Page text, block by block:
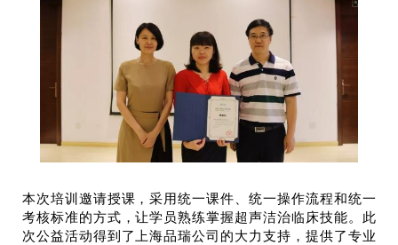
本次培训邀请授课，采用统一课件、统一操作流程和统一
考核标准的方式，让学员熟练掌握超声洁治临床技能。此
次公益活动得到了上海品瑞公司的大力支持，提供了专业